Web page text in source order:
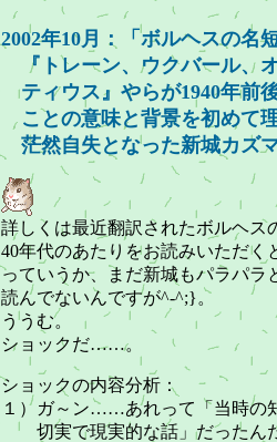
2002年10月：「ボルヘスの名
『トレーン、ウクバール、
ティウス』やらが1940年前
ことの意味と背景を初めて
茫然自失となった新城カズ
詳しくは最近翻訳されたボルヘス
40年代のあたりをお読みいただく
っていうか、まだ新城もパラパラ
読んでないんですが^-^;}。
ううむ。
ショックだ……。
ショックの内容分析：
１）ガ～ン……あれって「当時の
切実で現実的な話」だったん